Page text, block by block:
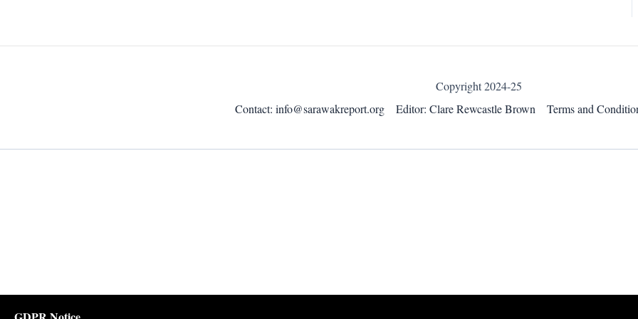
Copyright 2024-25
Contact: info@sarawakreport.org Editor: Clare Rewcastle Brown Terms and